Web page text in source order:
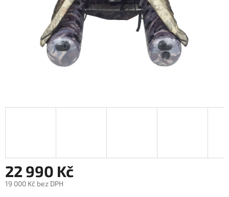
22 990 Kč
19 000 Kč bez DPH